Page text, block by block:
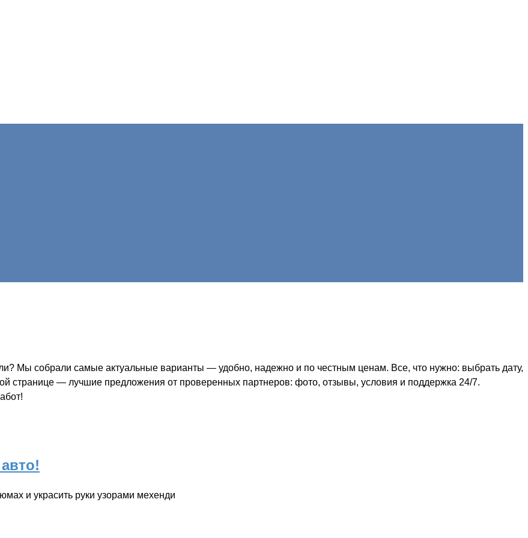
Мы собрали самые актуальные варианты — удобно, надежно и по честным ценам. Все, что нужно: выбрать дату,
странице — лучшие предложения от проверенных партнеров: фото, отзывы, условия и поддержка 24/7.
и украсить руки узорами мехенди